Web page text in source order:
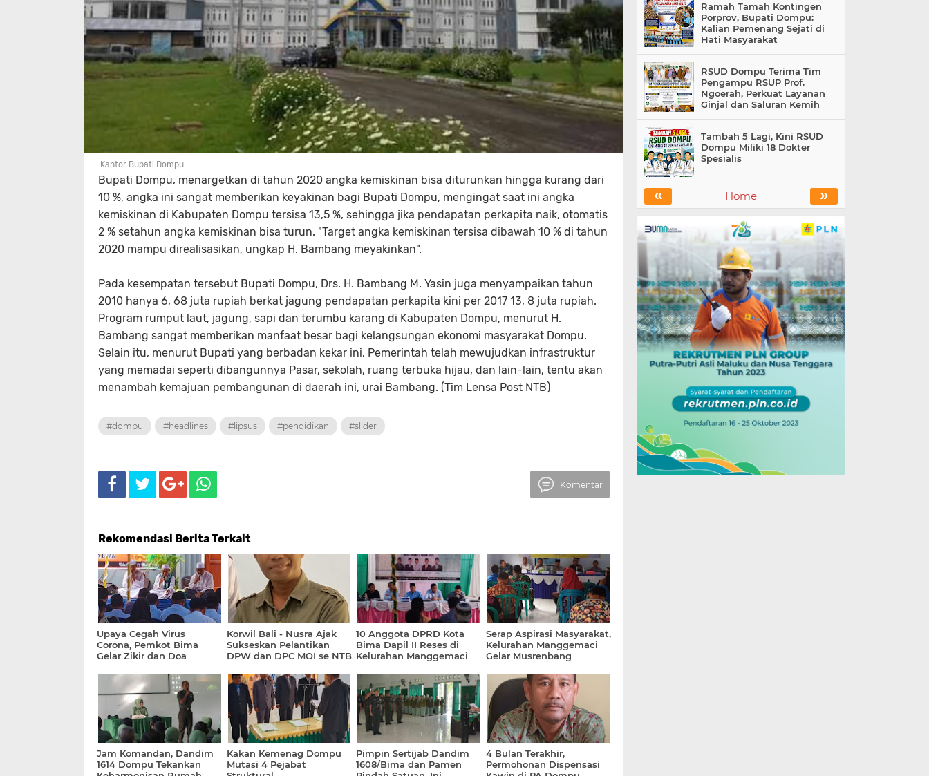
Kantor Bupati Dompu
Bupati Dompu, menargetkan di tahun 2020 angka kemiskinan bisa diturunkan hingga kurang dari
10 %, angka ini sangat memberikan keyakinan bagi Bupati Dompu, mengingat saat ini angka
kemiskinan di Kabupaten Dompu tersisa 13,5 %, sehingga jika pendapatan perkapita naik, otomatis
2 % setahun angka kemiskinan bisa turun. "Target angka kemiskinan tersisa dibawah 10 % di tahun
2020 mampu direalisasikan, ungkap H. Bambang meyakinkan".
Pada kesempatan tersebut Bupati Dompu, Drs. H. Bambang M. Yasin juga menyampaikan tahun
2010 hanya 6, 68 juta rupiah berkat jagung pendapatan perkapita kini per 2017 13, 8 juta rupiah.
Program rumput laut, jagung, sapi dan terumbu karang di Kabupaten Dompu, menurut H.
Bambang sangat memberikan manfaat besar bagi kelangsungan ekonomi masyarakat Dompu.
Selain itu, menurut Bupati yang berbadan kekar ini, Pemerintah telah mewujudkan infrastruktur
yang memadai seperti dibangunnya Pasar, sekolah, ruang terbuka hijau, dan lain-lain, tentu akan
menambah kemajuan pembangunan di daerah ini, urai Bambang. (Tim Lensa Post NTB)
#dompu #headlines #lipsus #pendidikan #slider
Komentar
Rekomendasi Berita Terkait
Upaya Cegah Virus
Corona, Pemkot Bima
Gelar Zikir dan Doa
Korwil Bali - Nusra Ajak
Sukseskan Pelantikan
DPW dan DPC MOI se NTB
10 Anggota DPRD Kota
Bima Dapil II Reses di
Kelurahan Manggemaci
Serap Aspirasi Masyarakat,
Kelurahan Manggemaci
Gelar Musrenbang
Jam Komandan, Dandim
1614 Dompu Tekankan
Kakan Kemenag Dompu
Mutasi 4 Pejabat
Pimpin Sertijab Dandim
1608/Bima dan Pamen
4 Bulan Terakhir,
Permohonan Dispensasi
Ramah Tamah Kontingen
Porprov, Bupati Dompu:
Kalian Pemenang Sejati di
Hati Masyarakat
RSUD Dompu Terima Tim
Pengampu RSUP Prof.
Ngoerah, Perkuat Layanan
Ginjal dan Saluran Kemih
Tambah 5 Lagi, Kini RSUD
Dompu Miliki 18 Dokter
Spesialis
« »
Home